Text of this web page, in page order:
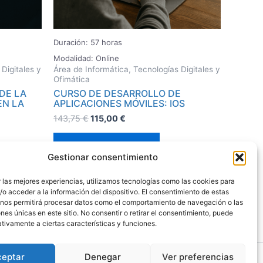
Gestionar consentimiento
las mejores experiencias, utilizamos tecnologías como las cookies para
o acceder a la información del dispositivo. El consentimiento de estas
permitirá procesar datos como el comportamiento de navegación o las
únicas en este sitio. No consentir o retirar el consentimiento, puede
a ciertas características y funciones.
Denegar Ver preferencias
y
LA
LA
Duración: 57 horas
Modalidad: Online
Área de Informática, Tecnologías Digitales y
Ofimática
CURSO DE DESARROLLO DE
APLICACIONES MÓVILES: IOS
143,75€115,00€